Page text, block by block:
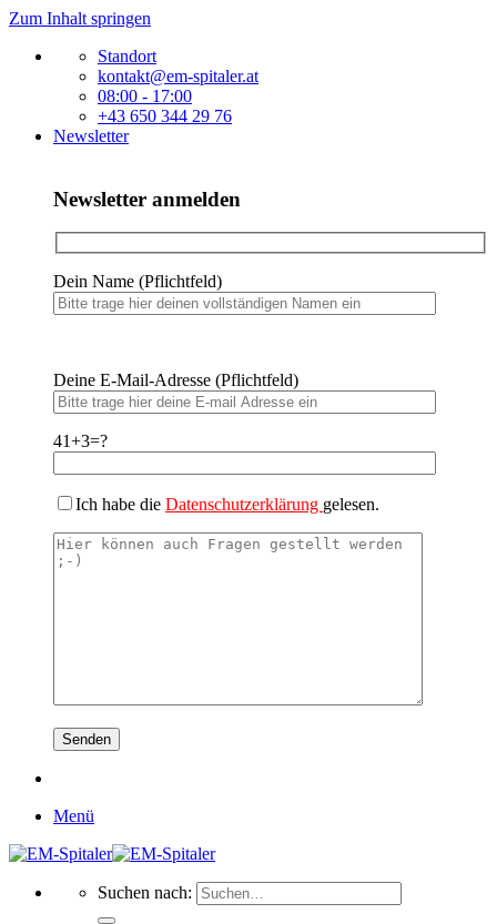
Zum Inhalt springen
Standort
kontakt@em-spitaler.at
08:00 - 17:00
+43 650 344 29 76
Newsletter
Newsletter anmelden
Dein Name (Pflichtfeld)
Deine E-Mail-Adresse (Pflichtfeld)
41+3=?
Ich habe die Datenschutzerklärung gelesen.
Menü
Suchen nach: